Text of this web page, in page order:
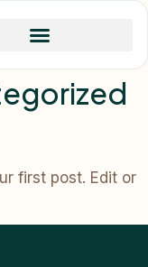
first post. Edit or